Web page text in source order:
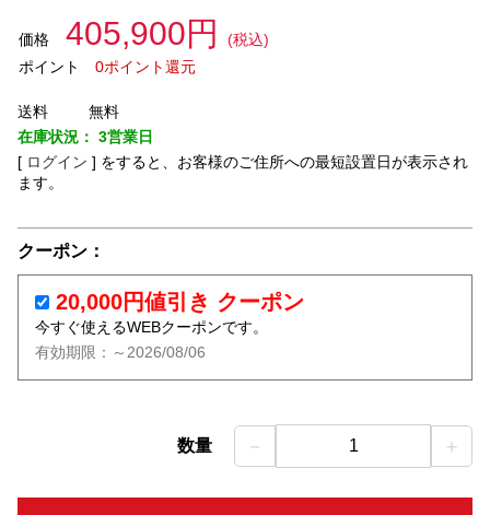
価格 405,900円
(税込)
ポイント
0ポイント還元
送料
無料
在庫状況： 3営業日
[ ログイン ] をすると、お客様のご住所への最短設置日が表示され
ます。
クーポン：
20,000円値引き クーポン
今すぐ使えるWEBクーポンです。
有効期限：～2026/08/06
数量 － 1 ＋